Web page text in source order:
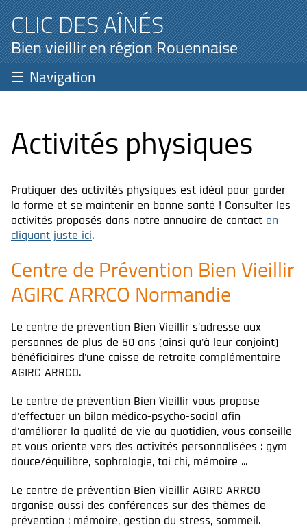
CLIC DES AÎNÉS
Bien vieillir en région Rouennaise
Navigation
Activités physiques
Pratiquer des activités physiques est idéal pour garder
la forme et se maintenir en bonne santé ! Consulter les
activités proposés dans notre annuaire de contact en
cliquant juste ici.
Centre de Prévention Bien Vieillir
AGIRC ARRCO Normandie
Le centre de prévention Bien Vieillir s'adresse aux
personnes de plus de 50 ans (ainsi qu'à leur conjoint)
bénéficiaires d'une caisse de retraite complémentaire
AGIRC ARRCO.
Le centre de prévention Bien Vieillir vous propose
d'effectuer un bilan médico-psycho-social afin
d'améliorer la qualité de vie au quotidien, vous conseille
et vous oriente vers des activités personnalisées : gym
douce/équilibre, sophrologie, tai chi, mémoire ...
Le centre de prévention Bien Vieillir AGIRC ARRCO
organise aussi des conférences sur des thèmes de
prévention : mémoire, gestion du stress, sommeil.